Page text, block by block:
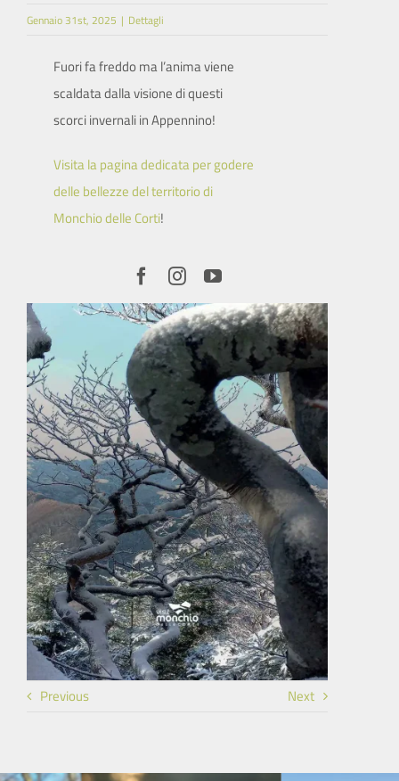
Gennaio 31st, 2025 | Dettagli
Fuori fa freddo ma l’anima viene
scaldata dalla visione di questi
scorci invernali in Appennino!
Visita la pagina dedicata per godere
delle bellezze del territorio di
Monchio delle Corti!
Previous Next